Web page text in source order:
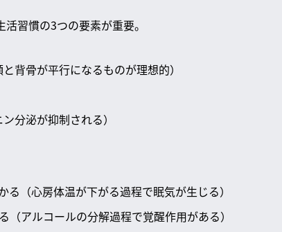
習慣の3つの要素が重要。
背骨が平行になるものが理想的）
分泌が抑制される）
（心房体温が下がる過程で眠気が生じる）
アルコールの分解過程で覚醒作用がある）